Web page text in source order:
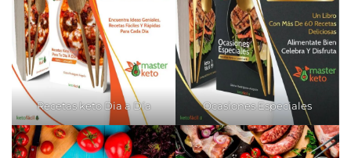
Recetas keto Dia a Día Ocasiones Especiales